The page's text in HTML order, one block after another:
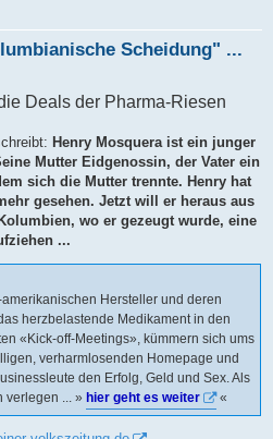
Scheidung" ...
Deals der Pharma-Riesen
Henry Mosquera ist ein junger
Mutter Eidgenossin, der Vater ein
sich die Mutter trennte. Henry hat
gesehen. Jetzt will er heraus aus
wo er gezeugt wurde, eine
...
Hersteller und deren
herzbelastende Medikament in den
«Kick-off-Meetings», kümmern sich ums
verharmlosenden Homepage und
den Erfolg, Geld und Sex. Als
verlegen ... » hier geht es weiter «